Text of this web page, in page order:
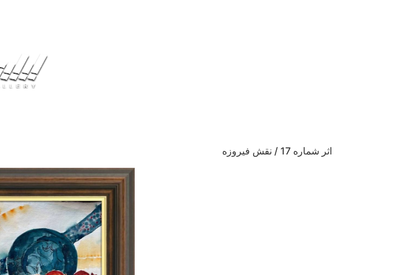
اثر شماره 17 / نقش فیروزه